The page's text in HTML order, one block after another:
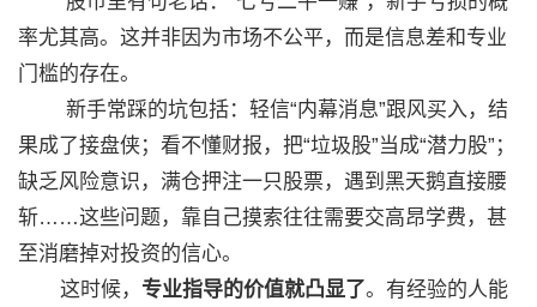
率尤其高。这并非因为市场不公平，而是信息差和专业
门槛的存在。
新手常踩的坑包括：轻信“内幕消息”跟风买入，结
果成了接盘侠；看不懂财报，把“垃圾股”当成“潜力股”；
缺乏风险意识，满仓押注一只股票，遇到黑天鹅直接腰
斩……这些问题，靠自己摸索往往需要交高昂学费，甚
至消磨掉对投资的信心。
这时候， 专业指导的价值就凸显了。有经验的人能